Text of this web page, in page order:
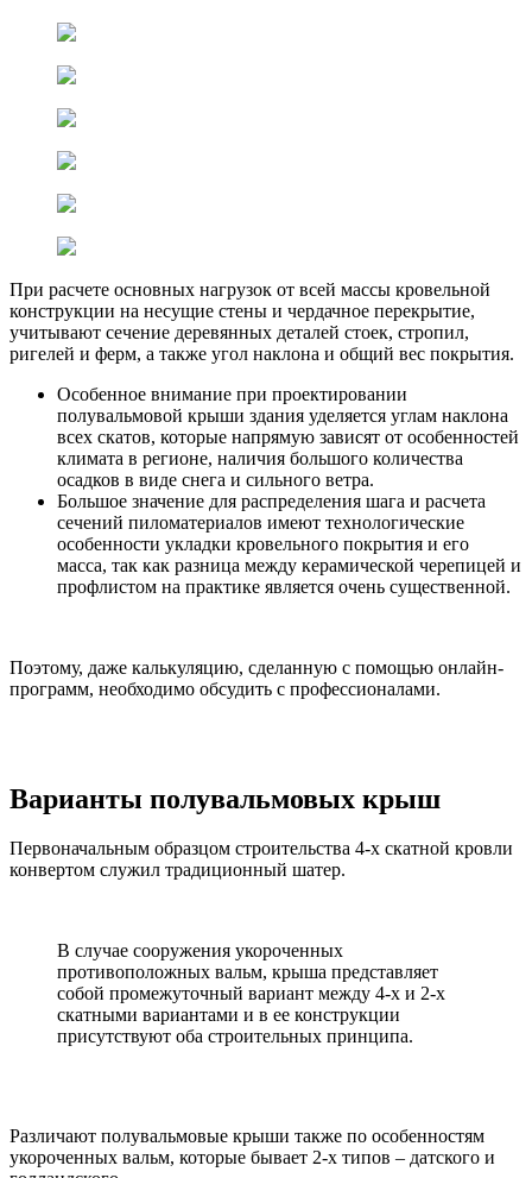
При расчете основных нагрузок от всей массы кровельной
конструкции на несущие стены и чердачное перекрытие,
учитывают сечение деревянных деталей стоек, стропил,
ригелей и ферм, а также угол наклона и общий вес покрытия.
Особенное внимание при проектировании
полувальмовой крыши здания уделяется углам наклона
всех скатов, которые напрямую зависят от особенностей
климата в регионе, наличия большого количества
осадков в виде снега и сильного ветра.
Большое значение для распределения шага и расчета
сечений пиломатериалов имеют технологические
особенности укладки кровельного покрытия и его
масса, так как разница между керамической черепицей и
профлистом на практике является очень существенной.
Поэтому, даже калькуляцию, сделанную с помощью онлайн-
программ, необходимо обсудить с профессионалами.
Варианты полувальмовых крыш
Первоначальным образцом строительства 4-х скатной кровли
конвертом служил традиционный шатер.
В случае сооружения укороченных
противоположных вальм, крыша представляет
собой промежуточный вариант между 4-х и 2-х
скатными вариантами и в ее конструкции
присутствуют оба строительных принципа.
Различают полувальмовые крыши также по особенностям
укороченных вальм, которые бывает 2-х типов – датского и